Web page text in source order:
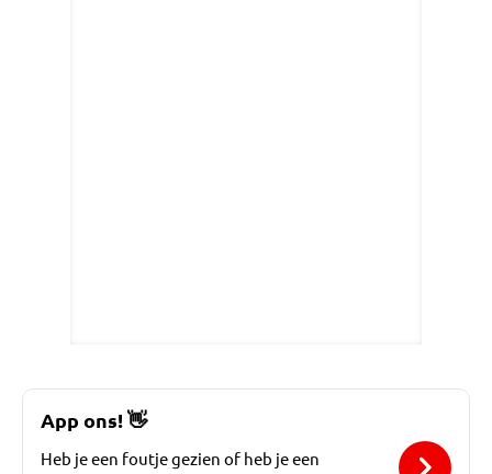
App ons!👋
Heb je een foutje gezien of heb je een